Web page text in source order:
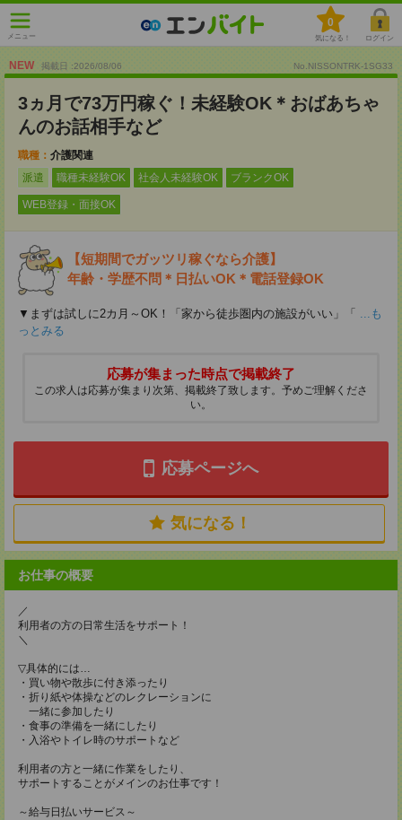
メニュー
0
気になる！ ログイン
NEW 掲載日 :2026/08/06 No.NISSONTRK-1SG33
3ヵ月で73万円稼ぐ！未経験OK＊おばあちゃ
んのお話相手など
職種： 介護関連
派遣
職種未経験OK 社会人未経験OK ブランクOK
WEB登録・面接OK
【短期間でガッツリ稼ぐなら介護】
年齢・学歴不問＊日払いOK＊電話登録OK
▼まずは試しに2カ月～OK！「家から徒歩圏内の施設がいい」「 ...も
っとみる
応募が集まった時点で掲載終了
この求人は応募が集まり次第、掲載終了致します。予めご理解くださ
い。
応募ページへ
気になる！
お仕事の概要
／
利用者の方の日常生活をサポート！
＼
▽具体的には…
・買い物や散歩に付き添ったり
・折り紙や体操などのレクレーションに
一緒に参加したり
・食事の準備を一緒にしたり
・入浴やトイレ時のサポートなど
利用者の方と一緒に作業をしたり、
サポートすることがメインのお仕事です！
～給与日払いサービス～